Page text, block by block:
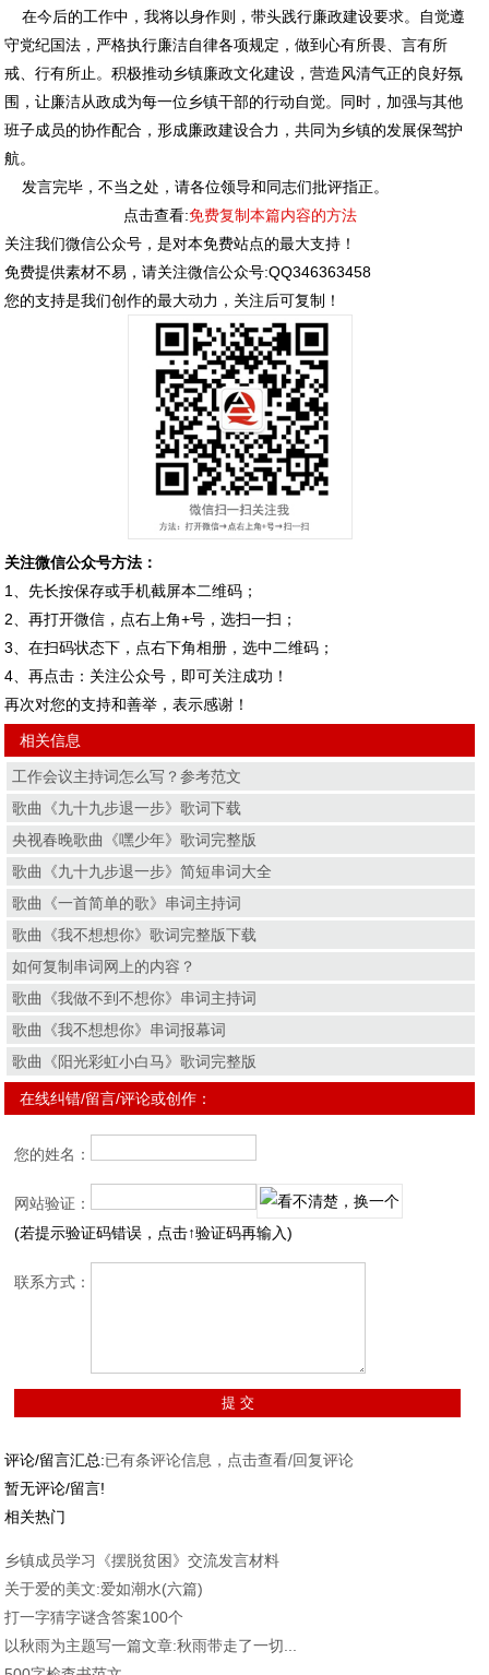
在今后的工作中，我将以身作则，带头践行廉政建设要求。自觉遵
守党纪国法，严格执行廉洁自律各项规定，做到心有所畏、言有所
戒、行有所止。积极推动乡镇廉政文化建设，营造风清气正的良好氛
围，让廉洁从政成为每一位乡镇干部的行动自觉。同时，加强与其他
班子成员的协作配合，形成廉政建设合力，共同为乡镇的发展保驾护
航。
发言完毕，不当之处，请各位领导和同志们批评指正。
点击查看:免费复制本篇内容的方法
关注我们微信公众号，是对本免费站点的最大支持！
免费提供素材不易，请关注微信公众号:QQ346363458
您的支持是我们创作的最大动力，关注后可复制！
关注微信公众号方法：
1、先长按保存或手机截屏本二维码；
2、再打开微信，点右上角+号，选扫一扫；
3、在扫码状态下，点右下角相册，选中二维码；
4、再点击：关注公众号，即可关注成功！
再次对您的支持和善举，表示感谢！
相关信息
工作会议主持词怎么写？参考范文
歌曲《九十九步退一步》歌词下载
央视春晚歌曲《嘿少年》歌词完整版
歌曲《九十九步退一步》简短串词大全
歌曲《一首简单的歌》串词主持词
歌曲《我不想想你》歌词完整版下载
如何复制串词网上的内容？
歌曲《我做不到不想你》串词主持词
歌曲《我不想想你》串词报幕词
歌曲《阳光彩虹小白马》歌词完整版
在线纠错/留言/评论或创作：
您的姓名：
网站验证：
(若提示验证码错误，点击↑验证码再输入)
联系方式：
评论/留言汇总:已有条评论信息，点击查看/回复评论
暂无评论/留言!
相关热门
乡镇成员学习《摆脱贫困》交流发言材料
关于爱的美文:爱如潮水(六篇)
打一字猜字谜含答案100个
以秋雨为主题写一篇文章:秋雨带走了一切...